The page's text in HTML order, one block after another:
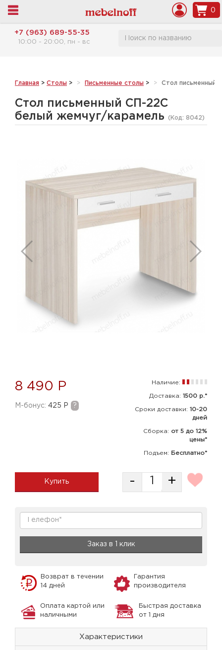
0
+7 (963) 689-55-35
10:00 - 20:00, пн - вс
Главная > Столы > Письменные столы > Стол письменный
Стол письменный СП-22С
белый жемчуг/карамель
(Код: 8042)
8 490 Р
M-бонус: 425 Р ?
Наличие:
Доставка: 1500 р.*
Сроки доставки: 10-20
дней
Сборка: от 5 до 12%
цены*
Подъем: Бесплатно*
Купить - +
Заказ в 1 клик
Возврат в течении
14 дней
Гарантия
производителя
Оплата картой или
наличными
Быстрая доставка
от 1 дня
Характеристики